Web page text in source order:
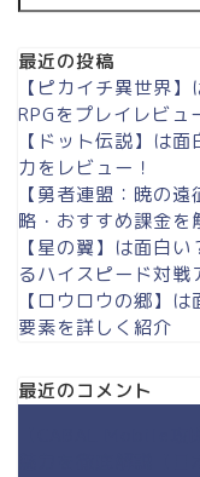
最近の投稿
【ピカイチ異世界
RPGをプレイレビュ
【ドット伝説】は
力をレビュー！
【勇者連盟：暁の
略・おすすめ課金を
【星の翼】は面白
るハイスピード対戦
【ロウロウの郷】
要素を詳しく紹介
最近のコメント